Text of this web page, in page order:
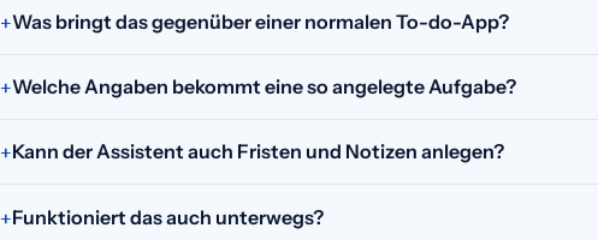
Was bringt das gegenüber einer normalen To-do-App?
Welche Angaben bekommt eine so angelegte Aufgabe?
Kann der Assistent auch Fristen und Notizen anlegen?
Funktioniert das auch unterwegs?